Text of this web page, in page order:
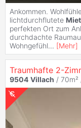
Ankommen.
lichtdurchflutete
perfekten Ort zum
durchdachte
Wohngefühl... [Mehr]
Traumhafte 2-
9504 Villach / 70m²